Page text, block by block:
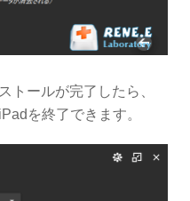
ールが完了したら、
を終了できます。